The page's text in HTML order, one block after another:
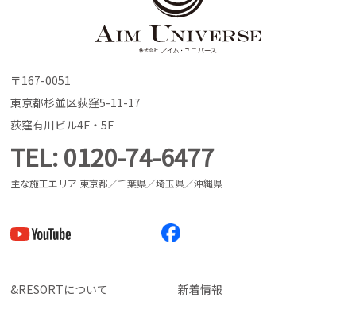
〒167-0051
東京都杉並区荻窪5-11-17
荻窪有川ビル4F・5F
TEL 0120-74-6477
主な施工エリア 東京都／千葉県／埼玉県／沖縄県
&RESORTについて
新着情報